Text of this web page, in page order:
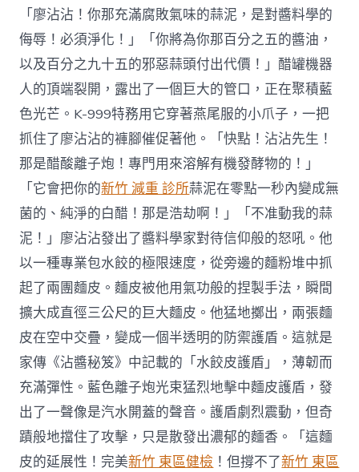
「廖沾沾！你那充滿腐敗氣味的蒜泥，是對醬料學的
侮辱！必須淨化！」「你將為你那百分之五的醬油，
以及百分之九十五的邪惡蒜頭付出代價！」醋罐機器
人的頂端裂開，露出了一個巨大的管口，正在聚積藍
色光芒。K-999特務用它穿著燕尾服的小爪子，一把
抓住了廖沾沾的褲腳催促著他。「快點！沾沾先生！
那是醋酸離子炮！專門用來溶解有機發酵物的！」
「它會把你的新竹 減重 診所蒜泥在零點一秒內變成無
菌的、純淨的白醋！那是浩劫啊！」「不准動我的蒜
泥！」廖沾沾發出了醬料學家對待信仰般的怒吼。他
以一種專業包水餃的極限速度，從旁邊的麵粉堆中抓
起了兩團麵皮。麵皮被他用氣功般的捏製手法，瞬間
擴大成直徑三公尺的巨大麵皮。他猛地擲出，兩張麵
皮在空中交疊，變成一個半透明的防禦護盾。這就是
家傳《沾醬秘笈》中記載的「水餃皮護盾」，薄韌而
充滿彈性。藍色離子炮光束猛烈地擊中麵皮護盾，發
出了一聲像是汽水開蓋的聲音。護盾劇烈震動，但奇
蹟般地擋住了攻擊，只是散發出濃郁的麵香。「這麵
皮的延展性！完美新竹 東區健檢 ！但撐不了新竹 東區